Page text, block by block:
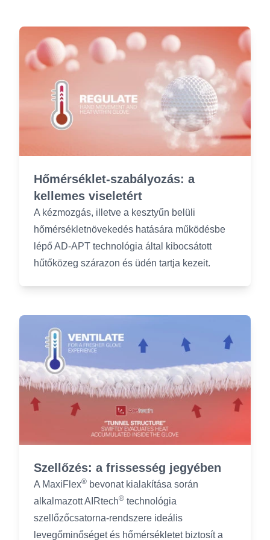
Hőmérséklet-szabályozás: a
kellemes viseletért
A kézmozgás, illetve a kesztyűn belüli
hőmérsékletnövekedés hatására működésbe
lépő AD-APT technológia által kibocsátott
hűtőközeg szárazon és üdén tartja kezeit.
Szellőzés: a frissesség jegyében
A MaxiFlex® bevonat kialakítása során
alkalmazott AIRtech® technológia
szellőzőcsatorna-rendszere ideális
levegőminőséget és hőmérsékletet biztosít a